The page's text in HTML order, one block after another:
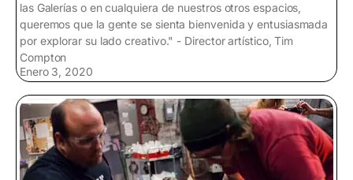
las Galerías o en cualquiera de nuestros otros espacios,
queremos que la gente se sienta bienvenida y entusiasmada
por explorar su lado creativo." - Director artístico, Tim
Compton
Enero 3, 2020